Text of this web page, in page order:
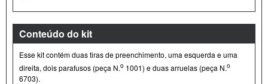
Conteúdo do kit
Esse kit contém duas tiras de preenchimento, uma esquerda e uma
direita, dois parafusos (peça N.o 1001) e duas arruelas (peça N.o
6703).